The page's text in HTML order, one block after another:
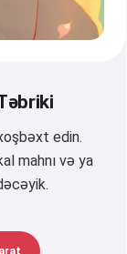
edin.
mahnı və ya